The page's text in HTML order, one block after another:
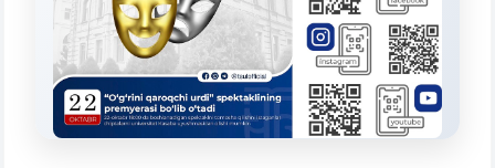
1. Hujjatlar (bakalavr) (5) 2. Hujjatlar (magistr) (4)
4. Suhbat (magistr) (5)
5. To'lov-kontrakt (2) 6. Elektron ariza (16)
7. Call-center (4) 8. Bakalavriat kvotasi (3)